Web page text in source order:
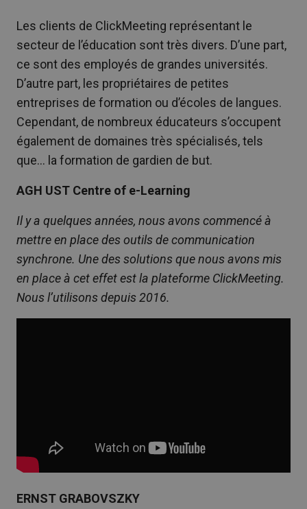
Les clients de ClickMeeting représentant le
secteur de l’éducation sont très divers. D’une part,
ce sont des employés de grandes universités.
D’autre part, les propriétaires de petites
entreprises de formation ou d’écoles de langues.
Cependant, de nombreux éducateurs s’occupent
également de domaines très spécialisés, tels
que… la formation de gardien de but.
AGH UST Centre of e-Learning
Il y a quelques années, nous avons commencé à
mettre en place des outils de communication
synchrone. Une des solutions que nous avons mis
en place à cet effet est la plateforme ClickMeeting.
Nous l’utilisons depuis 2016.
ERNST GRABOVSZKY